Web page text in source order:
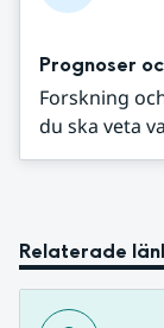
Prognoser
Forskning
du ska veta
Relaterade